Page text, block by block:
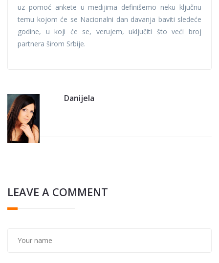
uz pomoć ankete u medijima definišemo neku ključnu
temu kojom će se Nacionalni dan davanja baviti sledeće
godine, u koji će se, verujem, uključiti što veći broj
partnera širom Srbije.
Danijela
LEAVE A COMMENT